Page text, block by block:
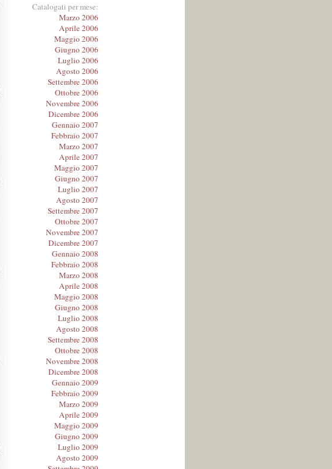
Catalogati per mese:
Marzo 2006
Aprile 2006
Maggio 2006
Giugno 2006
Luglio 2006
Agosto 2006
Settembre 2006
Ottobre 2006
Novembre 2006
Dicembre 2006
Gennaio 2007
Febbraio 2007
Marzo 2007
Aprile 2007
Maggio 2007
Giugno 2007
Luglio 2007
Agosto 2007
Settembre 2007
Ottobre 2007
Novembre 2007
Dicembre 2007
Gennaio 2008
Febbraio 2008
Marzo 2008
Aprile 2008
Maggio 2008
Giugno 2008
Luglio 2008
Agosto 2008
Settembre 2008
Ottobre 2008
Novembre 2008
Dicembre 2008
Gennaio 2009
Febbraio 2009
Marzo 2009
Aprile 2009
Maggio 2009
Giugno 2009
Luglio 2009
Agosto 2009